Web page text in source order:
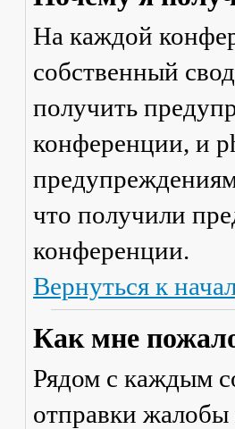
На каждой
собственный
получить
конференции, и
что получили
конференции.
Вернуться к
Как мне
Рядом с каждым
отправки жалобы